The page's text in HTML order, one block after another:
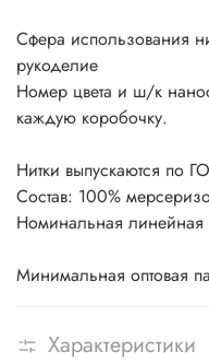
Сфера использования
рукоделие
Номер цвета и ш/к
каждую коробочку.
Нитки выпускаются по
Состав: 100%
Номинальная линейная
Минимальная оптовая
Характеристики